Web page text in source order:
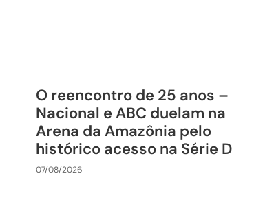
O reencontro de 25 anos –
Nacional e ABC duelam na
Arena da Amazônia pelo
histórico acesso na Série D
07/08/2026